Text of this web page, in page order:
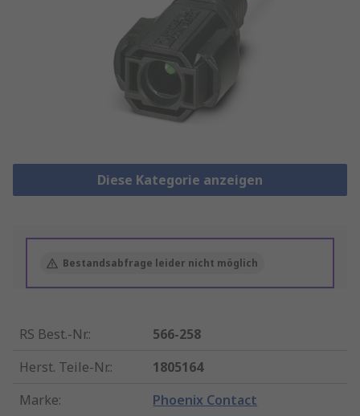
Diese Kategorie anzeigen
Bestandsabfrage leider nicht möglich
RS Best.-Nr.:
566-258
Herst. Teile-Nr.:
1805164
Marke: Phoenix Contact